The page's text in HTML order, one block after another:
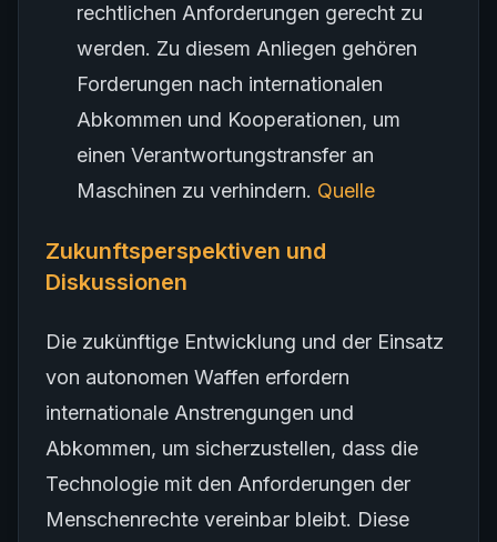
rechtlichen Anforderungen gerecht zu
werden. Zu diesem Anliegen gehören
Forderungen nach internationalen
Abkommen und Kooperationen, um
einen Verantwortungstransfer an
Maschinen zu verhindern. Quelle
Zukunftsperspektiven und
Diskussionen
Die zukünftige Entwicklung und der Einsatz
von autonomen Waffen erfordern
internationale Anstrengungen und
Abkommen, um sicherzustellen, dass die
Technologie mit den Anforderungen der
Menschenrechte vereinbar bleibt. Diese